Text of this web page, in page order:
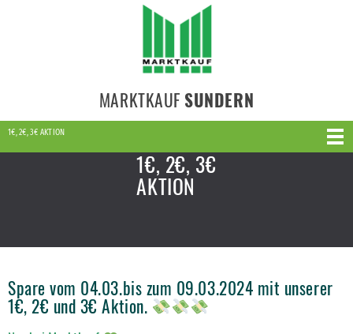
MARKTKAUF SUNDERN
1€, 2€, 3€ AKTION
1€, 2€, 3€
AKTION
Spare vom 04.03.bis zum 09.03.2024 mit unserer
1€, 2€ und 3€ Aktion.